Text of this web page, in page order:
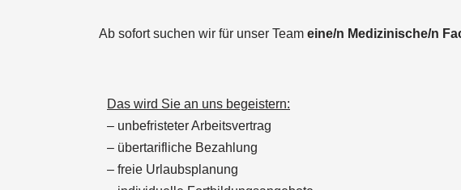
Ab sofort suchen wir für unser Team eine/n Medizinische/n
Das wird Sie an uns begeistern:
– unbefristeter Arbeitsvertrag
– übertarifliche Bezahlung
– freie Urlaubsplanung